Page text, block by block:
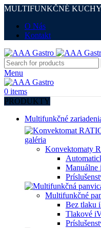
MULTIFUNKČNÉ
O Nás
Kontakt
Menu
0 items
PRODUKTY
Multifunkčné
Konvektomaty
Manuálne
Multifunkčné
Bez tlaku
Tlakové